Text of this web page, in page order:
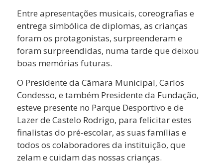
Entre apresentações musicais, coreografias e
entrega simbólica de diplomas, as crianças
foram os protagonistas, surpreenderam e
foram surpreendidas, numa tarde que deixou
boas memórias futuras.
O Presidente da Câmara Municipal, Carlos
Condesso, e também Presidente da Fundação,
esteve presente no Parque Desportivo e de
Lazer de Castelo Rodrigo, para felicitar estes
finalistas do pré-escolar, as suas famílias e
todos os colaboradores da instituição, que
zelam e cuidam das nossas crianças.